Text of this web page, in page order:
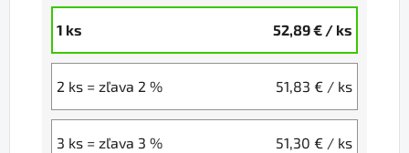
1 ks 52,89 € / ks
2 ks = zľava 2 % 51,83 € / ks
3 ks = zľava 3 % 51,30 € / ks